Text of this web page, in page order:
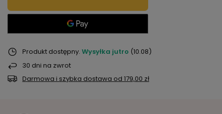
Produkt dostępny Wysyłka jutro (10.08)
30 dni na zwrot
Darmowa i szybka dostawa od 179,00 zł